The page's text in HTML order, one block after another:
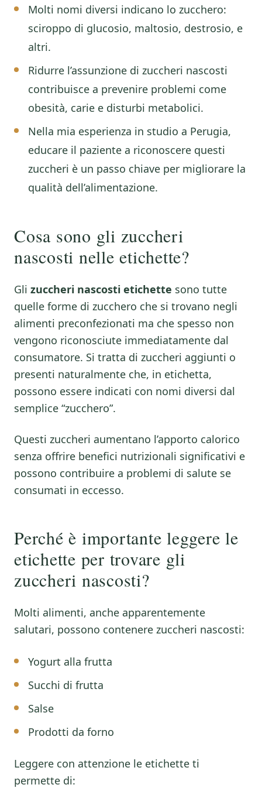
Molti nomi diversi indicano lo zucchero:
sciroppo di glucosio, maltosio, destrosio, e
altri.
Ridurre l’assunzione di zuccheri nascosti
contribuisce a prevenire problemi come
obesità, carie e disturbi metabolici.
Nella mia esperienza in studio a Perugia,
educare il paziente a riconoscere questi
zuccheri è un passo chiave per migliorare la
qualità dell’alimentazione.
Cosa sono gli zuccheri
nascosti nelle etichette?
Gli zuccheri nascosti etichette sono tutte
quelle forme di zucchero che si trovano negli
alimenti preconfezionati ma che spesso non
vengono riconosciute immediatamente dal
consumatore. Si tratta di zuccheri aggiunti o
presenti naturalmente che, in etichetta,
possono essere indicati con nomi diversi dal
semplice “zucchero”.
Questi zuccheri aumentano l’apporto calorico
senza offrire benefici nutrizionali significativi e
possono contribuire a problemi di salute se
consumati in eccesso.
Perché è importante leggere le
etichette per trovare gli
zuccheri nascosti?
Molti alimenti, anche apparentemente
salutari, possono contenere zuccheri nascosti:
Yogurt alla frutta
Succhi di frutta
Salse
Prodotti da forno
Leggere con attenzione le etichette ti
permette di: